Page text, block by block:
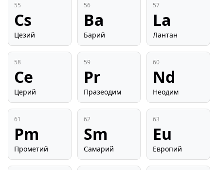
55
Cs
Цезий
56
Ba
Барий
57
La
Лантан
58
Ce
Церий
59
Pr
Празеодим
60
Nd
Неодим
61
Pm
Прометий
62
Sm
Самарий
63
Eu
Европий